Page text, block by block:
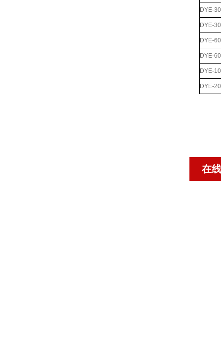
DYE-
DYE-
DYE-
DYE-
DYE-
DYE-
在